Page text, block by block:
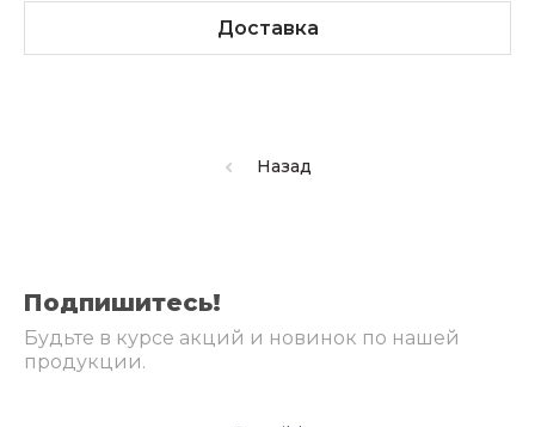
Доставка
Назад
Подпишитесь!
Будьте в курсе акций и новинок по нашей
продукции.